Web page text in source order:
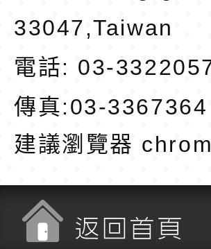
33047,Taiwan
電話: 03-
傳真:03-3367364
建議瀏覽器